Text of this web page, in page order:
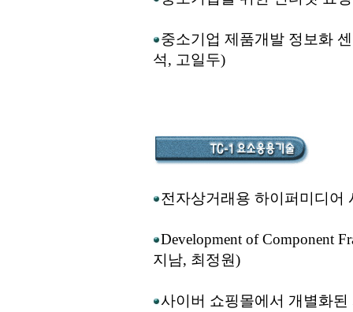
중소기업 제품개발 정보화
석, 고일두)
전자상거래용 하이퍼미디어
Development of Component
지남, 최정원)
사이버 쇼핑몰에서 개별화